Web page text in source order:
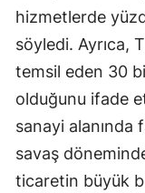
hizmetlerde
söyledi. Ayrıca,
temsil eden 30
olduğunu ifade
sanayi
savaş
ticaretin büyük